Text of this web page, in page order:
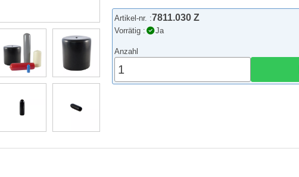
Artikel-nr. :7811.030 Z
Vorrätig : Ja
Anzahl